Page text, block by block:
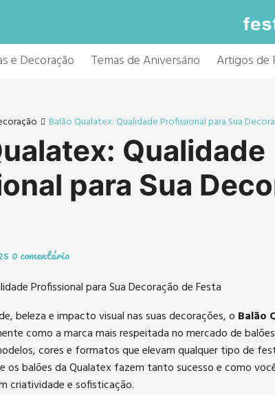
e Decoração Temas de Aniversário Artigos de
Balão Qualatex: Qualidade Profissional para Sua
Qualidade
para Sua
0 comentário
beleza e impacto visual nas suas decorações, o Balão
como a marca mais respeitada no mercado de
cores e formatos que elevam qualquer tipo de
os balões da Qualatex fazem tanto sucesso e como
criatividade e sofisticação.